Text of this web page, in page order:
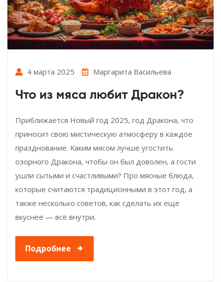
4 марта 2025 Маргарита Васильева
Что из мяса любит Дракон?
Приближается Новый год 2025, год Дракона, что
приносит свою мистическую атмосферу в каждое
празднование. Каким мясом лучше угостить
озорного Дракона, чтобы он был доволен, а гости
ушли сытыми и счастливыми? Про мясные блюда,
которые считаются традиционными в этот год, а
также несколько советов, как сделать их еще
вкуснее — всё внутри.
Подробнее